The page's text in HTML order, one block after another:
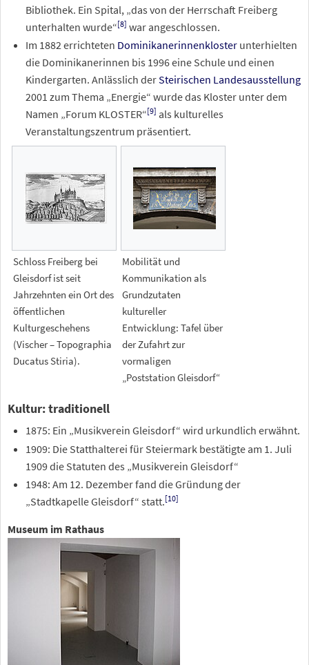
Bibliothek. Ein Spital, „das von der Herrschaft Freiberg
unterhalten wurde“[8] war angeschlossen.
Im 1882 errichteten Dominikanerinnenklosterunterhielten
die Dominikanerinnen bis 1996 eine Schule und einen
Kindergarten. Anlässlich derSteirischen Landesausstellung
2001 zum Thema „Energie“ wurde das Kloster unter dem
Namen „Forum KLOSTER“[9] als kulturelles
Veranstaltungszentrum präsentiert.
Schloss Freiberg bei
Gleisdorf ist seit
Jahrzehnten ein Ort des
öffentlichen
Kulturgeschehens
(Vischer – Topographia
Ducatus Stiria).
Mobilität und
Kommunikation als
Grundzutaten
kultureller
Entwicklung: Tafel über
der Zufahrt zur
vormaligen
„Poststation Gleisdorf“
Kultur: traditionell
1875: Ein „Musikverein Gleisdorf“ wird urkundlich erwähnt.
1909: Die Statthalterei für Steiermark bestätigte am 1. Juli
1909 die Statuten des „Musikverein Gleisdorf“
1948: Am 12. Dezember fand die Gründung der
„Stadtkapelle Gleisdorf“ statt.[10]
Museum im Rathaus